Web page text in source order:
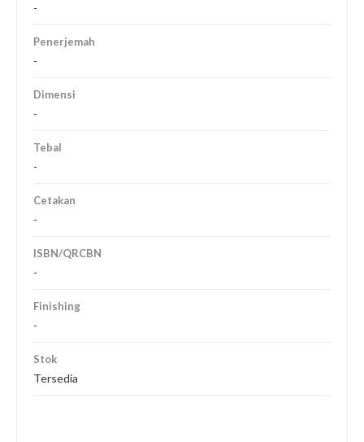
-
Penerjemah
-
Dimensi
-
Tebal
-
Cetakan
-
ISBN/QRCBN
-
Finishing
-
Stok
Tersedia